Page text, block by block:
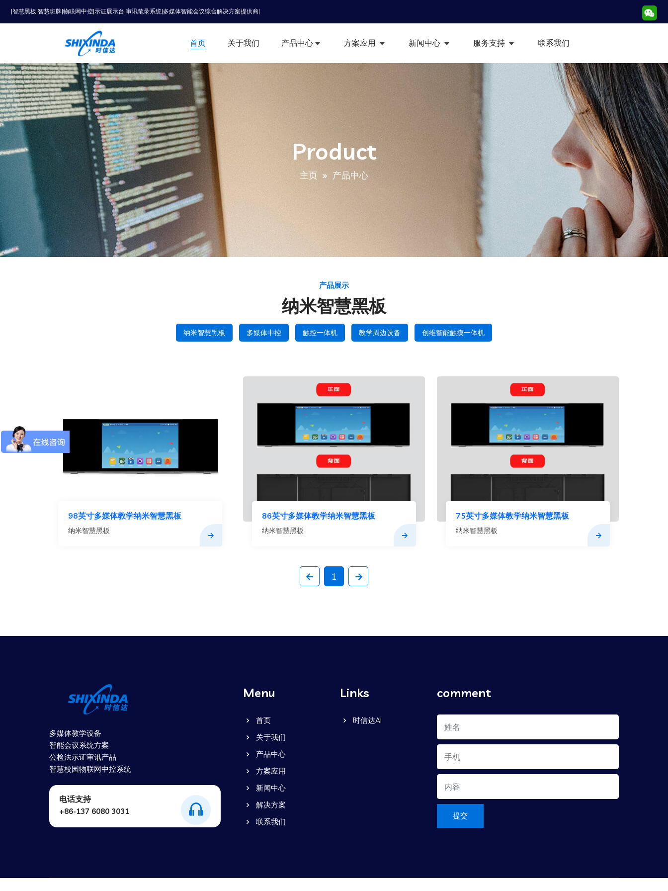
|智慧黑板|智慧班牌|物联网中控|示证展示台|审讯笔录系统|多媒体智能会议综合解决方案提供商|
首页 关于我们 产品中心 方案应用 新闻中心 服务支持 联系我们
Product
主页 产品中心
产品展示
纳米智慧黑板
纳米智慧黑板 多媒体中控 触控一体机 教学周边设备 创维智能触摸一体机
98英寸多媒体教学纳米智慧黑板
纳米智慧黑板
86英寸多媒体教学纳米智慧黑板
纳米智慧黑板
75英寸多媒体教学纳米智慧黑板
纳米智慧黑板
1
多媒体教学设备
智能会议系统方案
公检法示证审讯产品
智慧校园物联网中控系统
电话支持
+86-137 6080 3031
Menu
首页
关于我们
产品中心
方案应用
新闻中心
解决方案
联系我们
Links
时信达AI
comment
提交